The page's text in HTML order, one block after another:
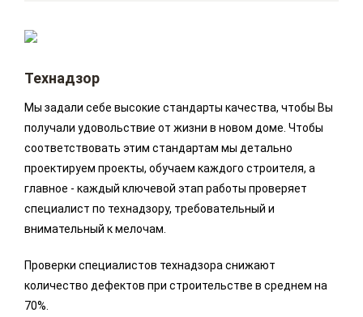
Технадзор
Мы задали себе высокие стандарты качества, чтобы Вы
получали удовольствие от жизни в новом доме. Чтобы
соответствовать этим стандартам мы детально
проектируем проекты, обучаем каждого строителя, а
главное - каждый ключевой этап работы проверяет
специалист по технадзору, требовательный и
внимательный к мелочам.
Проверки специалистов технадзора снижают
количество дефектов при строительстве в среднем на
70%.